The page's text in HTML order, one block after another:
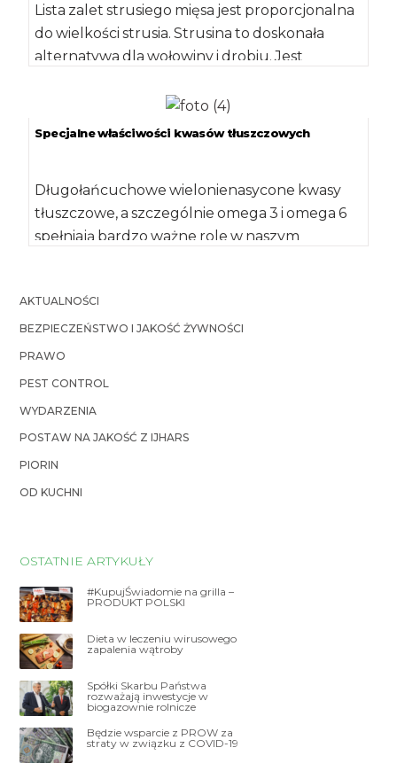
Lista zalet strusiego mięsa jest proporcjonalna
do wielkości strusia. Strusina to doskonała
alternatywa dla wołowiny i drobiu. Jest
Specjalne właściwości kwasów tłuszczowych
Długołańcuchowe wielonienasycone kwasy
tłuszczowe, a szczególnie omega 3 i omega 6
spełniają bardzo ważne role w naszym
AKTUALNOŚCI
BEZPIECZEŃSTWO I JAKOŚĆ ŻYWNOŚCI
PRAWO
PEST CONTROL
WYDARZENIA
POSTAW NA JAKOŚĆ Z IJHARS
PIORIN
OD KUCHNI
OSTATNIE ARTYKUŁY
#KupujŚwiadomie na grilla –
PRODUKT POLSKI
Dieta w leczeniu wirusowego
zapalenia wątroby
Spółki Skarbu Państwa
rozważają inwestycje w
biogazownie rolnicze
Będzie wsparcie z PROW za
straty w związku z COVID-19